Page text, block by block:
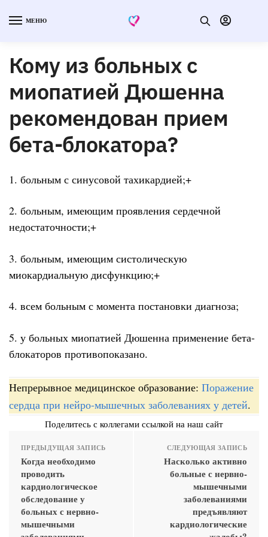
МЕНЮ
Кому из больных с
миопатией Дюшенна
рекомендован прием
бета-блокатора?
1. больным с синусовой тахикардией;+
2. больным, имеющим проявления сердечной
недостаточности;+
3. больным, имеющим систолическую
миокардиальную дисфункцию;+
4. всем больным с момента постановки диагноза;
5. у больных миопатией Дюшенна применение бета-
блокаторов противопоказано.
Непрерывное медицинское образование: Поражение
сердца при нейро-мышечных заболеваниях у детей.
Поделитесь с коллегами ссылкой на наш сайт
ПРЕДЫДУЩАЯ ЗАПИСЬ
Когда необходимо
проводить
кардиологическое
обследование у
больных с нервно-
мышечными
СЛЕДУЮЩАЯ ЗАПИСЬ
Насколько активно
больные с нервно-
мышечными
заболеваниями
предъявляют
кардиологические